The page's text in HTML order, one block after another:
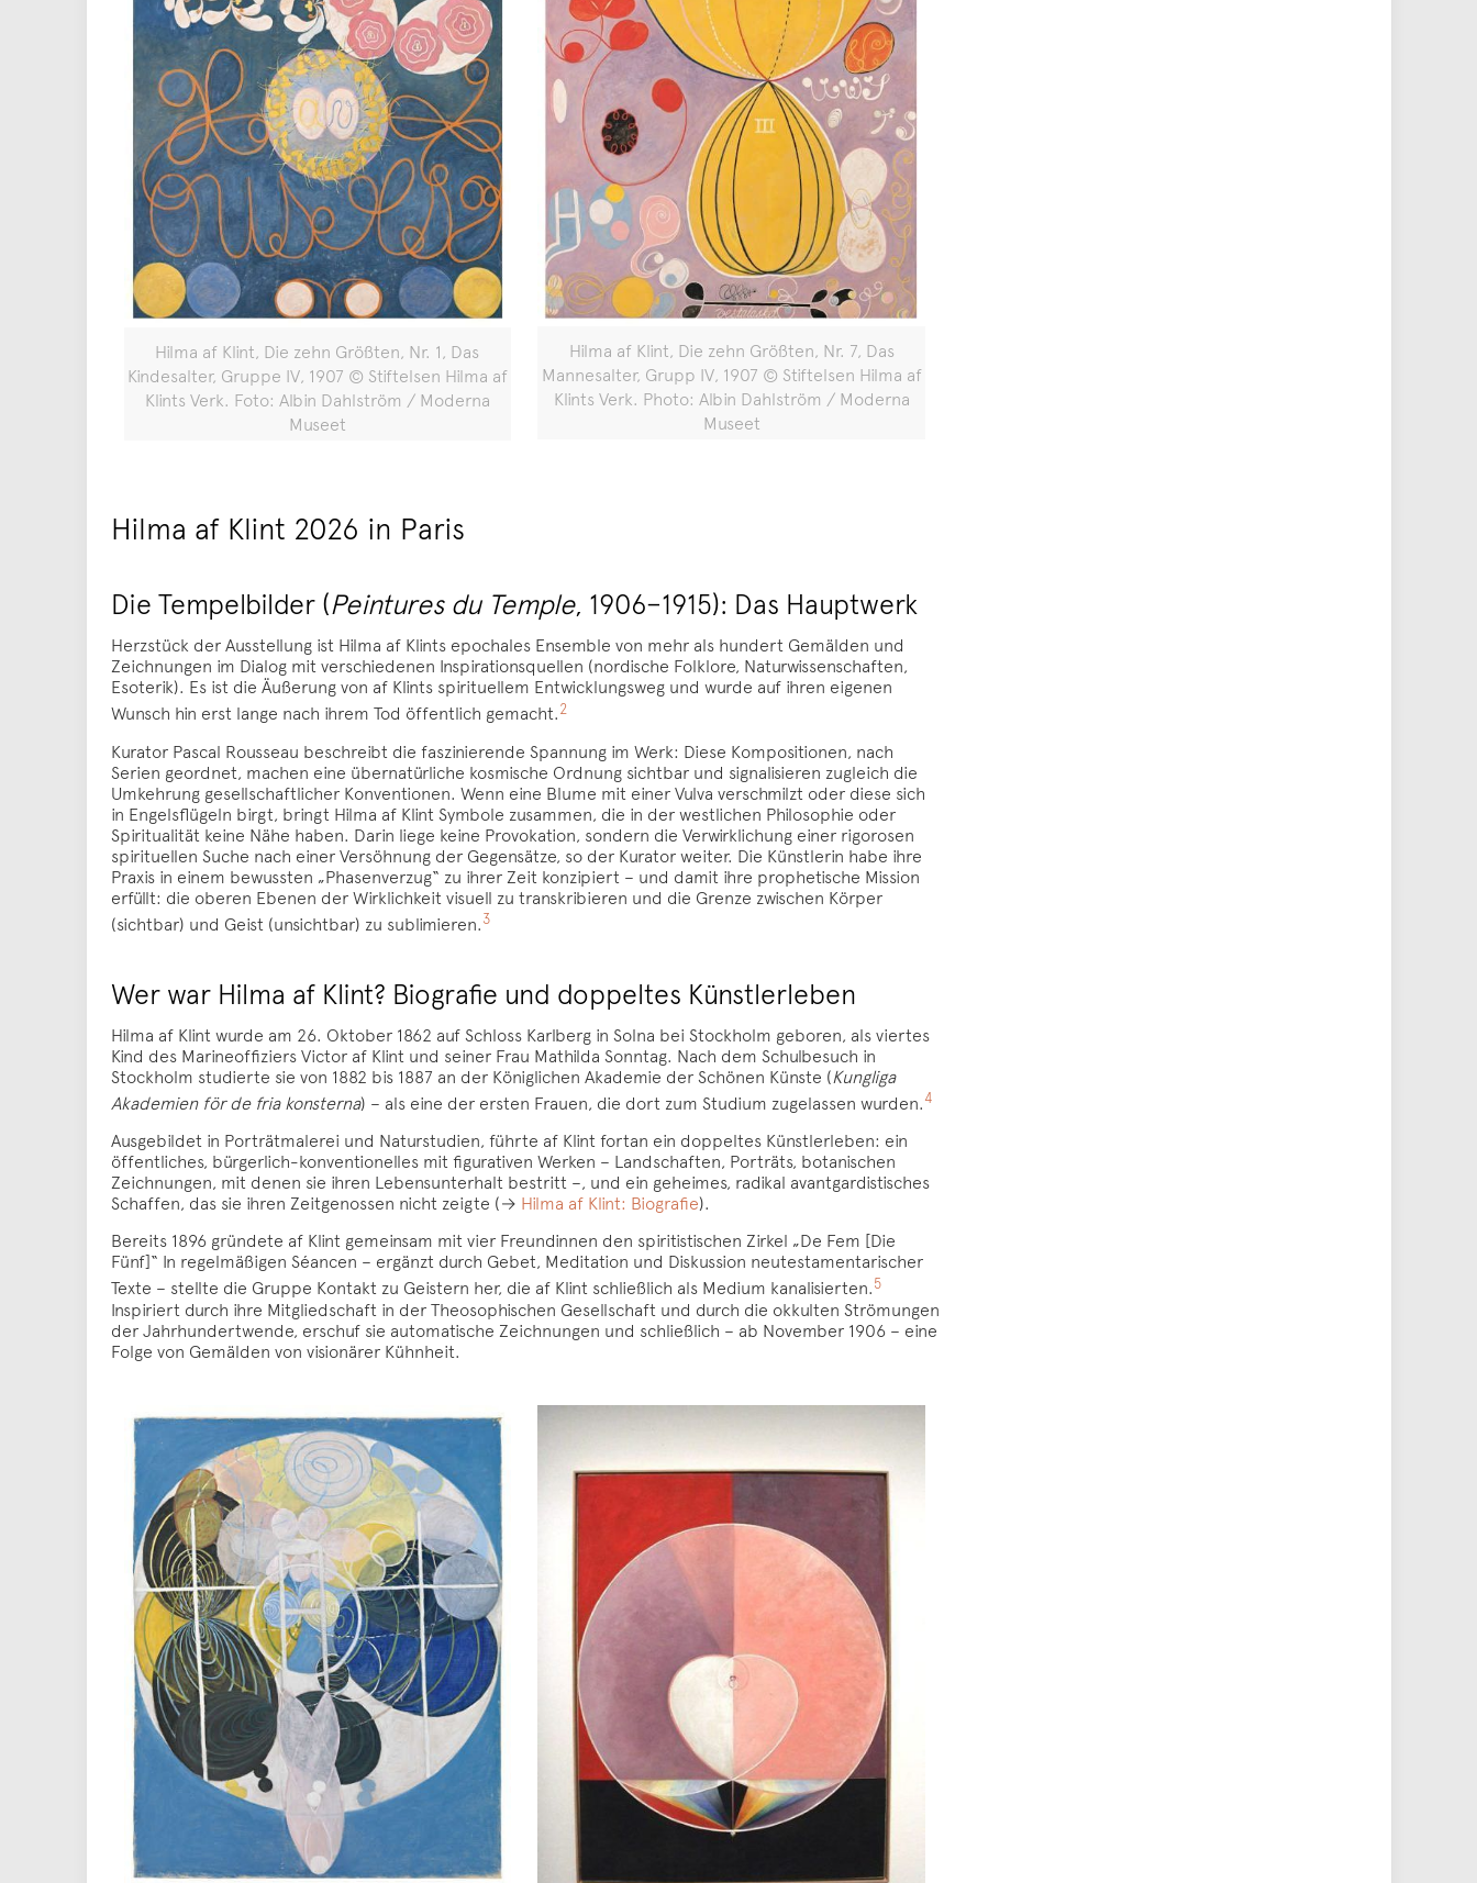
Hilma af Klint, Die zehn Größten, Nr. 1, Das
Kindesalter, Gruppe IV, 1907 © Stiftelsen Hilma af
Klints Verk. Foto: Albin Dahlström / Moderna
Museet
Hilma af Klint, Die zehn Größten, Nr. 7, Das
Mannesalter, Grupp IV, 1907 © Stiftelsen Hilma af
Klints Verk. Photo: Albin Dahlström / Moderna
Museet
Hilma af Klint 2026 in Paris
Die Tempelbilder (Peintures du Temple, 1906–1915): Das Hauptwerk
Herzstück der Ausstellung ist Hilma af Klints epochales Ensemble von mehr als hundert Gemälden und
Zeichnungen im Dialog mit verschiedenen Inspirationsquellen (nordische Folklore, Naturwissenschaften,
Esoterik). Es ist die Äußerung von af Klints spirituellem Entwicklungsweg und wurde auf ihren eigenen
Wunsch hin erst lange nach ihrem Tod öffentlich gemacht.2
Kurator Pascal Rousseau beschreibt die faszinierende Spannung im Werk: Diese Kompositionen, nach
Serien geordnet, machen eine übernatürliche kosmische Ordnung sichtbar und signalisieren zugleich die
Umkehrung gesellschaftlicher Konventionen. Wenn eine Blume mit einer Vulva verschmilzt oder diese sich
in Engelsflügeln birgt, bringt Hilma af Klint Symbole zusammen, die in der westlichen Philosophie oder
Spiritualität keine Nähe haben. Darin liege keine Provokation, sondern die Verwirklichung einer rigorosen
spirituellen Suche nach einer Versöhnung der Gegensätze, so der Kurator weiter. Die Künstlerin habe ihre
Praxis in einem bewussten „Phasenverzug“ zu ihrer Zeit konzipiert – und damit ihre prophetische Mission
erfüllt: die oberen Ebenen der Wirklichkeit visuell zu transkribieren und die Grenze zwischen Körper
(sichtbar) und Geist (unsichtbar) zu sublimieren.3
Wer war Hilma af Klint? Biografie und doppeltes Künstlerleben
Hilma af Klint wurde am 26. Oktober 1862 auf Schloss Karlberg in Solna bei Stockholm geboren, als viertes
Kind des Marineoffiziers Victor af Klint und seiner Frau Mathilda Sonntag. Nach dem Schulbesuch in
Stockholm studierte sie von 1882 bis 1887 an der Königlichen Akademie der Schönen Künste (Kungliga
Akademien för de fria konsterna) – als eine der ersten Frauen, die dort zum Studium zugelassen wurden.4
Ausgebildet in Porträtmalerei und Naturstudien, führte af Klint fortan ein doppeltes Künstlerleben: ein
öffentliches, bürgerlich-konventionelles mit figurativen Werken – Landschaften, Porträts, botanischen
Zeichnungen, mit denen sie ihren Lebensunterhalt bestritt –, und ein geheimes, radikal avantgardistisches
Schaffen, das sie ihren Zeitgenossen nicht zeigte (→ Hilma af Klint: Biografie).
Bereits 1896 gründete af Klint gemeinsam mit vier Freundinnen den spiritistischen Zirkel „De Fem [Die
Fünf]“ In regelmäßigen Séancen – ergänzt durch Gebet, Meditation und Diskussion neutestamentarischer
Texte – stellte die Gruppe Kontakt zu Geistern her, die af Klint schließlich als Medium kanalisierten.5
Inspiriert durch ihre Mitgliedschaft in der Theosophischen Gesellschaft und durch die okkulten Strömungen
der Jahrhundertwende, erschuf sie automatische Zeichnungen und schließlich – ab November 1906 – eine
Folge von Gemälden von visionärer Kühnheit.